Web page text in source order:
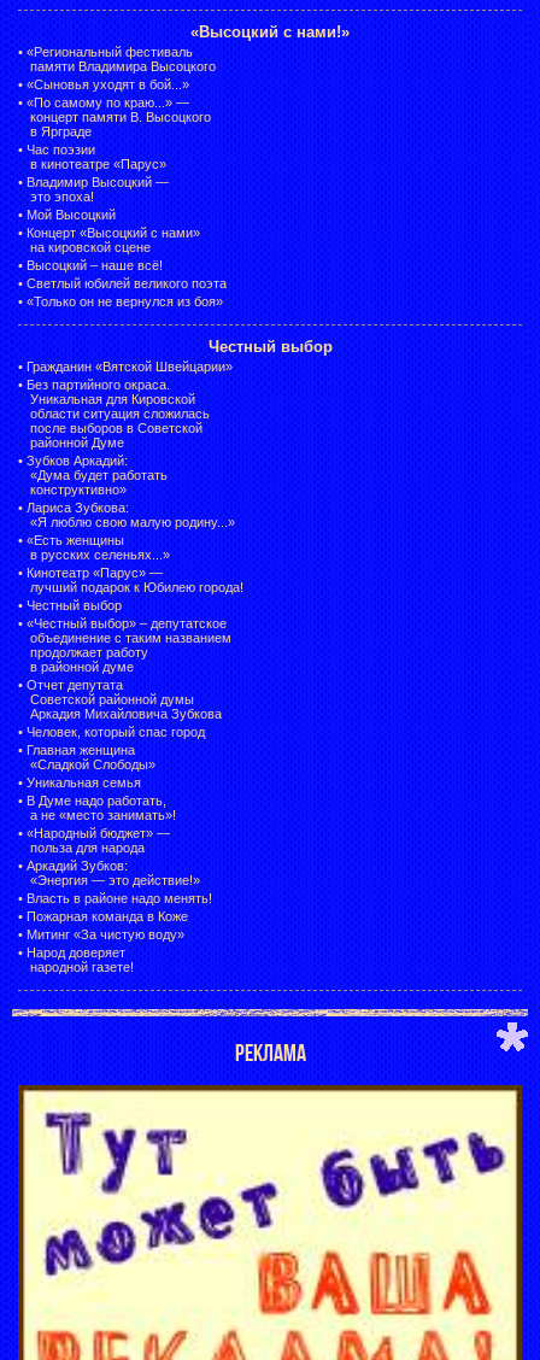
«Высоцкий с нами!»
• «Региональный фестиваль
памяти Владимира Высоцкого
• «Сыновья уходят в бой...»
• «По самому по краю...» —
концерт памяти В. Высоцкого
в Ярграде
• Час поэзии
в кинотеатре «Парус»
• Владимир Высоцкий —
это эпоха!
• Мой Высоцкий
• Концерт «Высоцкий с нами»
на кировской сцене
• Высоцкий – наше всё!
• Светлый юбилей великого поэта
• «Только он не вернулся из боя»
Честный выбор
• Гражданин «Вятской Швейцарии»
• Без партийного окраса.
Уникальная для Кировской
области ситуация сложилась
после выборов в Советской
районной Думе
• Зубков Аркадий:
«Дума будет работать
конструктивно»
• Лариса Зубкова:
«Я люблю свою малую родину...»
• «Есть женщины
в русских селеньях...»
• Кинотеатр «Парус» —
лучший подарок к Юбилею города!
• Честный выбор
• «Честный выбор» – депутатское
объединение с таким названием
продолжает работу
в районной думе
• Отчет депутата
Советской районной думы
Аркадия Михайловича Зубкова
• Человек, который спас город
• Главная женщина
«Сладкой Слободы»
• Уникальная семья
• В Думе надо работать,
а не «место занимать»!
• «Народный бюджет» —
польза для народа
• Аркадий Зубков:
«Энергия — это действие!»
• Власть в районе надо менять!
• Пожарная команда в Коже
• Митинг «За чистую воду»
• Народ доверяет
народной газете!
РЕКЛАМА